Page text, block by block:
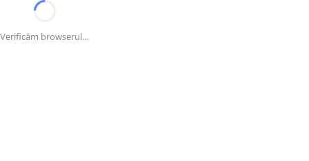
Verificăm browserul…